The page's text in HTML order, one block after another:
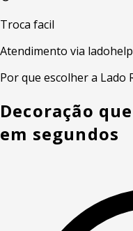
Troca facil
Atendimento via
Por que escolher a Lado
Decoração
em segundos